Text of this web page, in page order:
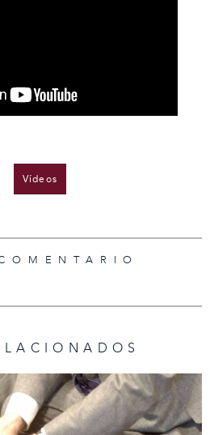
Vídeos